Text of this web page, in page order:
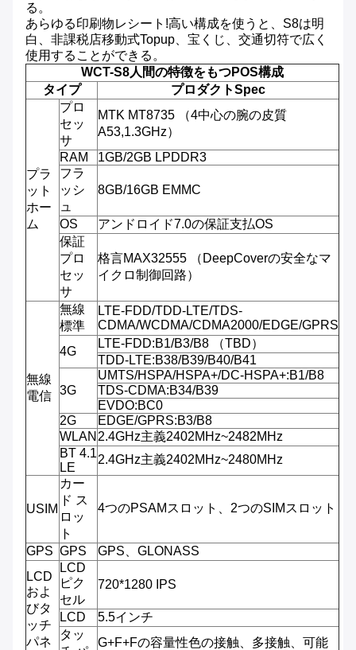
る。
あらゆる印刷物レシート!高い構成を使うと、S8は明
白、非課税店移動式Topup、宝くじ、交通切符で広く
使用することができる。
WCT-S8人間の特徴をもつPOS構成
タイプ
プロダクトSpec
プラ
ット
ホー
ム
プロ
セッ
サ
MTK MT8735 （4中心の腕の皮質
A53,1.3GHz）
RAM
1GB/2GB LPDDR3
フラ
ッシ
ュ
8GB/16GB EMMC
OS
アンドロイド7.0の保証支払OS
保証
プロ
セッ
サ
格言MAX32555 （DeepCoverの安全なマ
イクロ制御回路）
無線
電信
無線
標準
LTE-FDD/TDD-LTE/TDS-
CDMA/WCDMA/CDMA2000/EDGE/GPRS
4G
LTE-FDD:B1/B3/B8 （TBD）
TDD-LTE:B38/B39/B40/B41
3G
UMTS/HSPA/HSPA+/DC-HSPA+:B1/B8
TDS-CDMA:B34/B39
EVDO:BC0
2G
EDGE/GPRS:B3/B8
WLAN 2.4GHz主義2402MHz~2482MHz
BT 4.1
LE
2.4GHz主義2402MHz~2480MHz
USIM
カー
ド ス
ロッ
ト
4つのPSAMスロット、2つのSIMスロット
GPS GPS
GPS、GLONASS
LCD
およ
びタ
ッチ
パネ
LCD
ピク
セル
720*1280 IPS
LCD
5.5インチ
タッ
G+F+Fの容量性色の接触、多接触、可能